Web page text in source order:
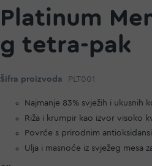
Platinum
g tetra-pak
Šifra proizvoda PLT001
Najmanje 83% svježih i ukusnih
Riža i krumpir kao izvor visoko
Povrće s prirodnim
Ulja i masnoće iz svježeg mesa